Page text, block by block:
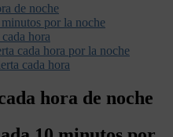
de noche
por la noche
hora
cada hora por la noche
cada hora
hora de noche